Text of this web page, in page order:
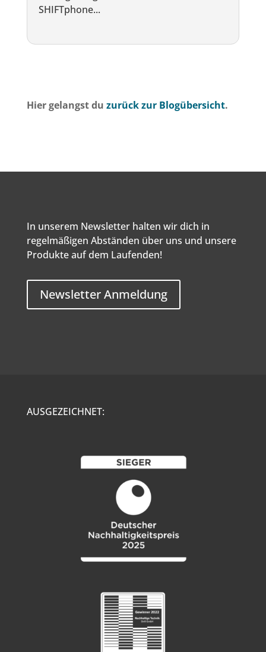
SHIFTphone...
Hier gelangst du zurück zur Blogübersicht.
In unserem Newsletter halten wir dich in
regelmäßigen Abständen über uns und unsere
Produkte auf dem Laufenden!
Newsletter Anmeldung
AUSGEZEICHNET: